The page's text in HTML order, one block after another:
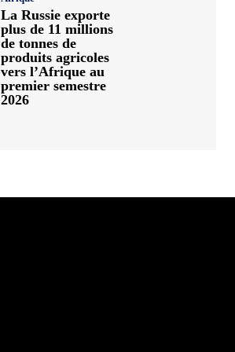
La Russie exporte
plus de 11 millions
de tonnes de
produits agricoles
vers l’Afrique au
premier semestre
2026